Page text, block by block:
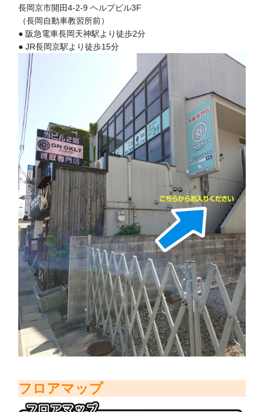
長岡京市開田4-2-9 ヘルプビル3F
（長岡自動車教習所前）
● 阪急電車長岡天神駅より徒歩2分
● JR長岡京駅より徒歩15分
フロアマップ